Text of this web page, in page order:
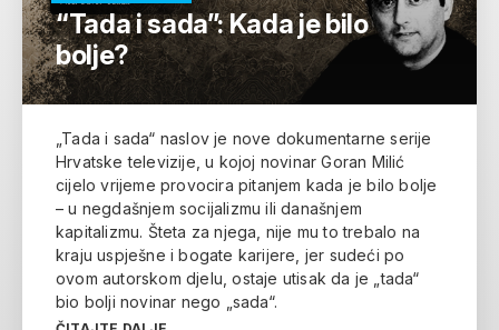
“Tada i sada”: Kada je bilo
bolje?
„Tada i sada“ naslov je nove dokumentarne serije
Hrvatske televizije, u kojoj novinar Goran Milić
cijelo vrijeme provocira pitanjem kada je bilo bolje
– u negdašnjem socijalizmu ili današnjem
kapitalizmu. Šteta za njega, nije mu to trebalo na
kraju uspješne i bogate karijere, jer sudeći po
ovom autorskom djelu, ostaje utisak da je „tada“
bio bolji novinar nego „sada“.